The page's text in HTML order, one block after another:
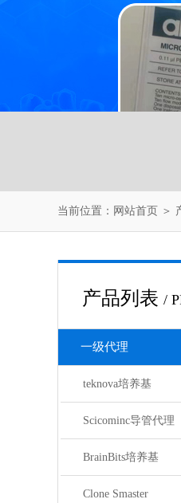
当前位置： 网站首页 ＞
产品列表 /
一级代理
teknova培养基
Scicominc导管代理
BrainBits培养基
Clone Smaster